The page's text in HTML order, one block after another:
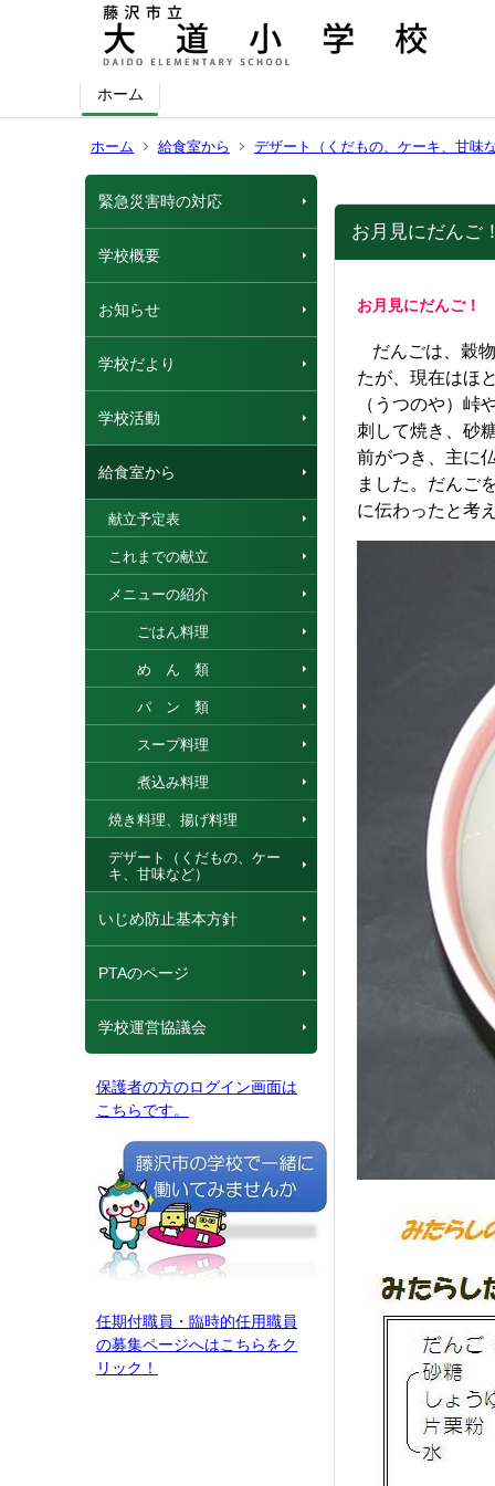
ホーム
ホーム 給食室から デザート（くだもの、ケーキ、甘味
緊急災害時の対応
学校概要
お知らせ
学校だより
学校活動
給食室から
献立予定表
これまでの献立
メニューの紹介
ごはん料理
め ん 類
パ ン 類
スープ料理
煮込み料理
焼き料理、揚げ料理
デザート（くだもの、ケー
キ、甘味など）
いじめ防止基本方針
PTAのページ
学校運営協議会
保護者の方のログイン画面は
こちらです。
任期付職員・臨時的任用職員
の募集ページへはこちらをク
リック！
お月見にだん
お月見にだんご！
だんごは、穀
たが、現在はほ
（うつのや）峠
刺して焼き、砂
前がつき、主に
ました。だんご
に伝わったと考